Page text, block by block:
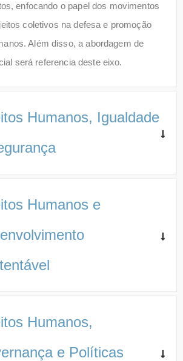
enfocando o papel dos movimentos
coletivos na defesa e promoção
Além disso, a abordagem de
será referencia deste eixo.
Humanos, Igualdade
Humanos e
Humanos,
e Políticas